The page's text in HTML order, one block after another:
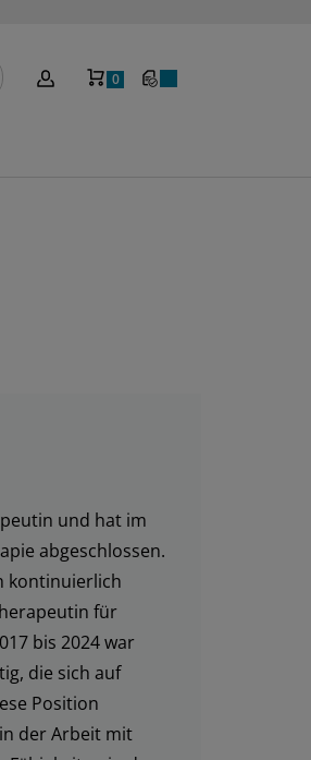
Mein Warenkorb
0
und hat im
abgeschlossen.
kontinuierlich
für
bis 2024 war
die sich auf
Position
der Arbeit mit